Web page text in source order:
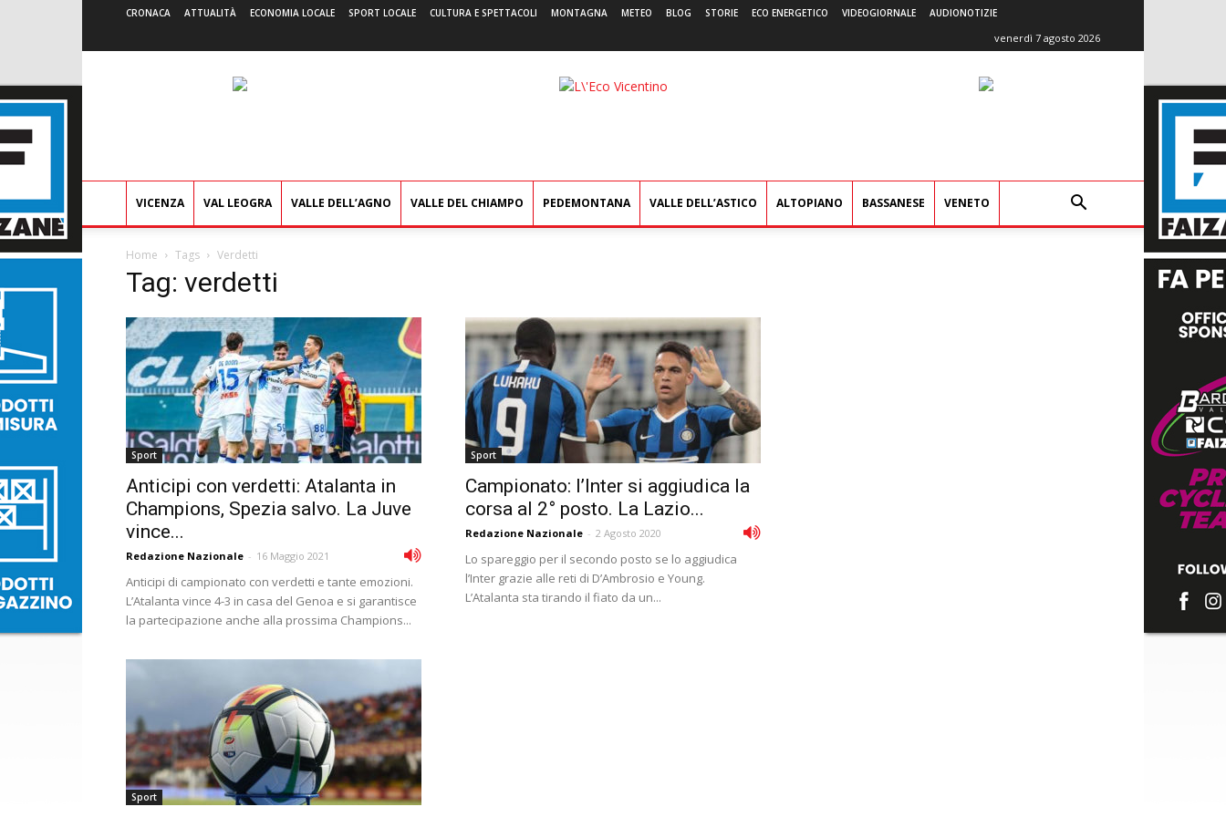
CRONACA ATTUALITÀ ECONOMIA LOCALE SPORT LOCALE CULTURA E SPETTACOLI MONTAGNA METEO BLOG STORIE ECO ENERGETICO VIDEOGIORNALE AUDIONOTIZIE
venerdì 7 agosto 2026
L'Eco
VICENZA VAL LEOGRA VALLE DELL’AGNO VALLE DEL CHIAMPO PEDEMONTANA VALLE DELL’ASTICO ALTOPIANO BASSANESE VENETO
Home Tags Verdetti
Tag: verdetti
Sport
Anticipi con verdetti: Atalanta in
Champions, Spezia salvo. La Juve
vince...
Redazione Nazionale - 16 Maggio 2021
Anticipi di campionato con verdetti e tante emozioni.
L’Atalanta vince 4-3 in casa del Genoa e si garantisce
la partecipazione anche alla prossima Champions...
Sport
Campionato: l’Inter si aggiudica la
corsa al 2° posto. La Lazio...
Redazione Nazionale - 2 Agosto 2020
Lo spareggio per il secondo posto se lo aggiudica
l’Inter grazie alle reti di D’Ambrosio e Young.
L’Atalanta sta tirando il fiato da un...
Sport